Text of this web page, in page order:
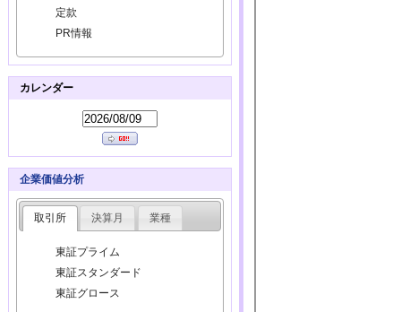
定款
PR情報
カレンダー
企業価値分析
取引所 決算月 業種
東証プライム
東証スタンダード
東証グロース